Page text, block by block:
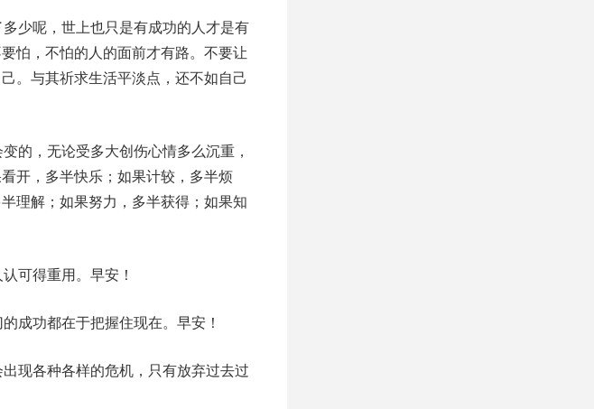
少呢，世上也只是有成功的人才是有
怕，不怕的人的面前才有路。不要让
。与其祈求生活平淡点，还不如自己
的，无论受多大创伤心情多么沉重，
开，多半快乐；如果计较，多半烦
理解；如果努力，多半获得；如果知
可得重用。早安！
成功都在于把握住现在。早安！
现各种各样的危机，只有放弃过去过